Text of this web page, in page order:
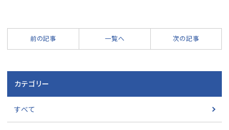
前の記事 一覧へ 次の記事
カテゴリー
すべて